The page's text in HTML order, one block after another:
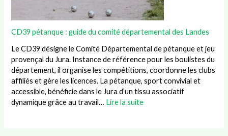
CD39 pétanque : guide du comité départemental des Landes
Le CD39 désigne le Comité Départemental de pétanque et jeu
provençal du Jura. Instance de référence pour les boulistes du
département, il organise les compétitions, coordonne les clubs
affiliés et gère les licences. La pétanque, sport convivial et
accessible, bénéficie dans le Jura d’un tissu associatif
dynamique grâce au travail… Lire la suite